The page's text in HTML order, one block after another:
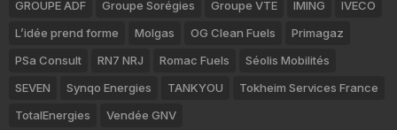
GROUPE ADF
Groupe Sorégies Groupe VTE IMING
IVECO
L’idée prend forme
Molgas OG Clean Fuels
Primagaz
PSa Consult
RN7 NRJ Romac Fuels
Séolis Mobilités
SEVEN
Synqo Energies TANKYOU
Tokheim Services France
TotalEnergies
Vendée GNV